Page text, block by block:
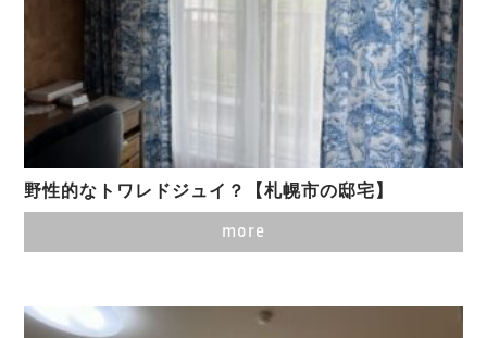
野性的なトワレドジュイ？【札幌市の邸宅】
more